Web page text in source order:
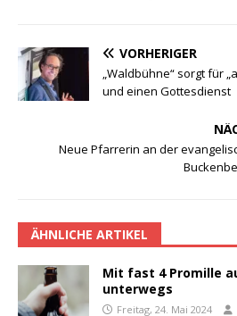
VORHERIGER
„Waldbühne“ sorgt für
und einen Gottesdienst
Neue Pfarrerin an der
ÄHNLICHE ARTIKEL
Mit fast 4 Promille
unterwegs
Freitag, 24. Mai 2024